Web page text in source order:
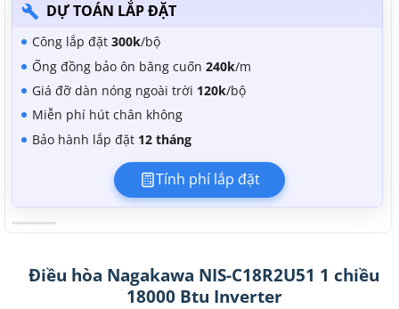
DỰ TOÁN LẮP ĐẶT
Công lắp đặt 300k/bộ
Ống đồng bảo ôn băng cuốn 240k/m
Giá đỡ dàn nóng ngoài trời 120k/bộ
Miễn phí hút chân không
Bảo hành lắp đặt 12 tháng
Tính phí lắp đặt
Điều hòa Nagakawa NIS-C18R2U51 1 chiều
18000 Btu Inverter